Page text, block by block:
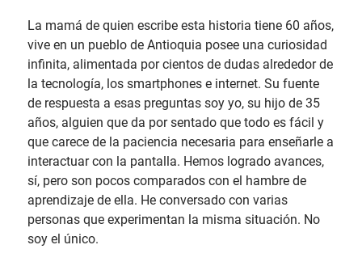
La mamá de quien escribe esta historia tiene 60 años,
vive en un pueblo de Antioquia posee una curiosidad
infinita, alimentada por cientos de dudas alrededor de
la tecnología, los smartphones e internet. Su fuente
de respuesta a esas preguntas soy yo, su hijo de 35
años, alguien que da por sentado que todo es fácil y
que carece de la paciencia necesaria para enseñarle a
interactuar con la pantalla. Hemos logrado avances,
sí, pero son pocos comparados con el hambre de
aprendizaje de ella. He conversado con varias
personas que experimentan la misma situación. No
soy el único.